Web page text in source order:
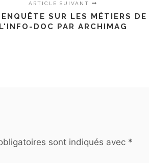
ARTICLE SUIVANT
ENQUÊTE SUR LES MÉTIERS DE
L'INFO-DOC PAR ARCHIMAG
sont indiqués avec *